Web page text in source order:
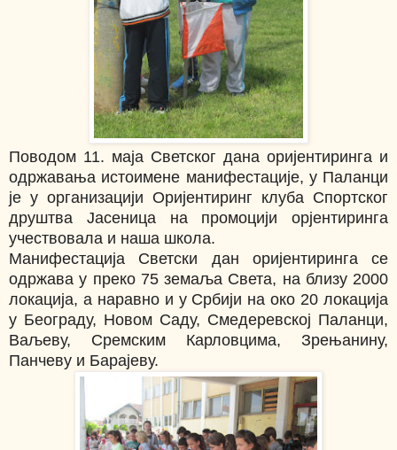
Поводом 11. маја Светског дана оријентиринга и
одржавања истоимене манифестације, у Паланци
је у организацији Оријентиринг клуба Спортског
друштва Јасеница на промоцији орјентиринга
учествовала и наша школа.
Манифестација Светски дан оријентиринга се
одржава у преко 75 земаља Света, на близу 2000
локација, а наравно и у Србији на око 20 локација
у Београду, Новом Саду, Смедеревској Паланци,
Ваљеву, Сремским Карловцима, Зрењанину,
Панчеву и Барајеву.